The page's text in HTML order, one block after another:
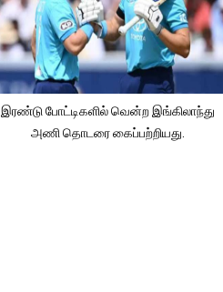
இரண்டு போட்டிகளில் வென்ற இங்கிலாந்து
அணி தொடரை கைப்பற்றியது.